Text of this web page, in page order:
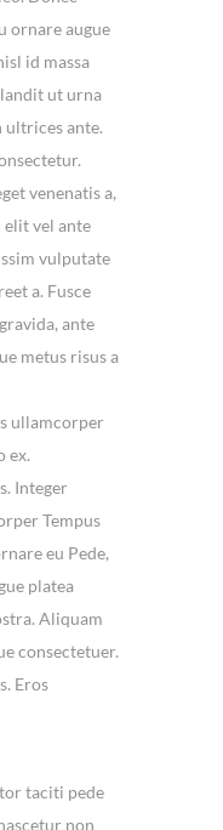
ornare augue
id massa
ut urna
ante.
venenatis a,
vel ante
vulputate
a. Fusce
ante
metus risus a
ullamcorper
ex.
Integer
Tempus
eu Pede,
platea
Aliquam
consectetuer.
Eros
taciti pede
non